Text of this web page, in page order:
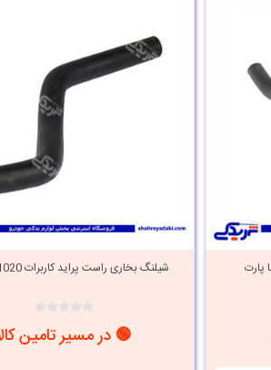
پارت
شیلنگ بخاری راست پراید کاربرات 9000871020
🟢 در مسیر تامین